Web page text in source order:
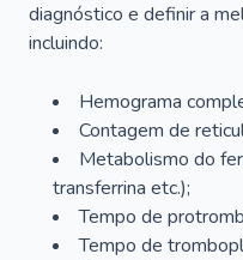
diagnóstico e definir a
incluindo:
Hemograma
Contagem de
Metabolismo do
transferrina etc.);
Tempo de
Tempo de